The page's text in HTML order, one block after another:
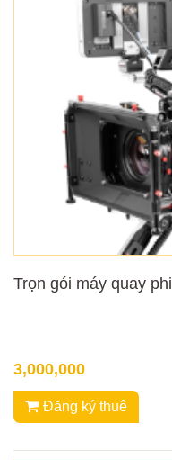
Trọn gói máy quay
3,000,000
Đăng ký thuê